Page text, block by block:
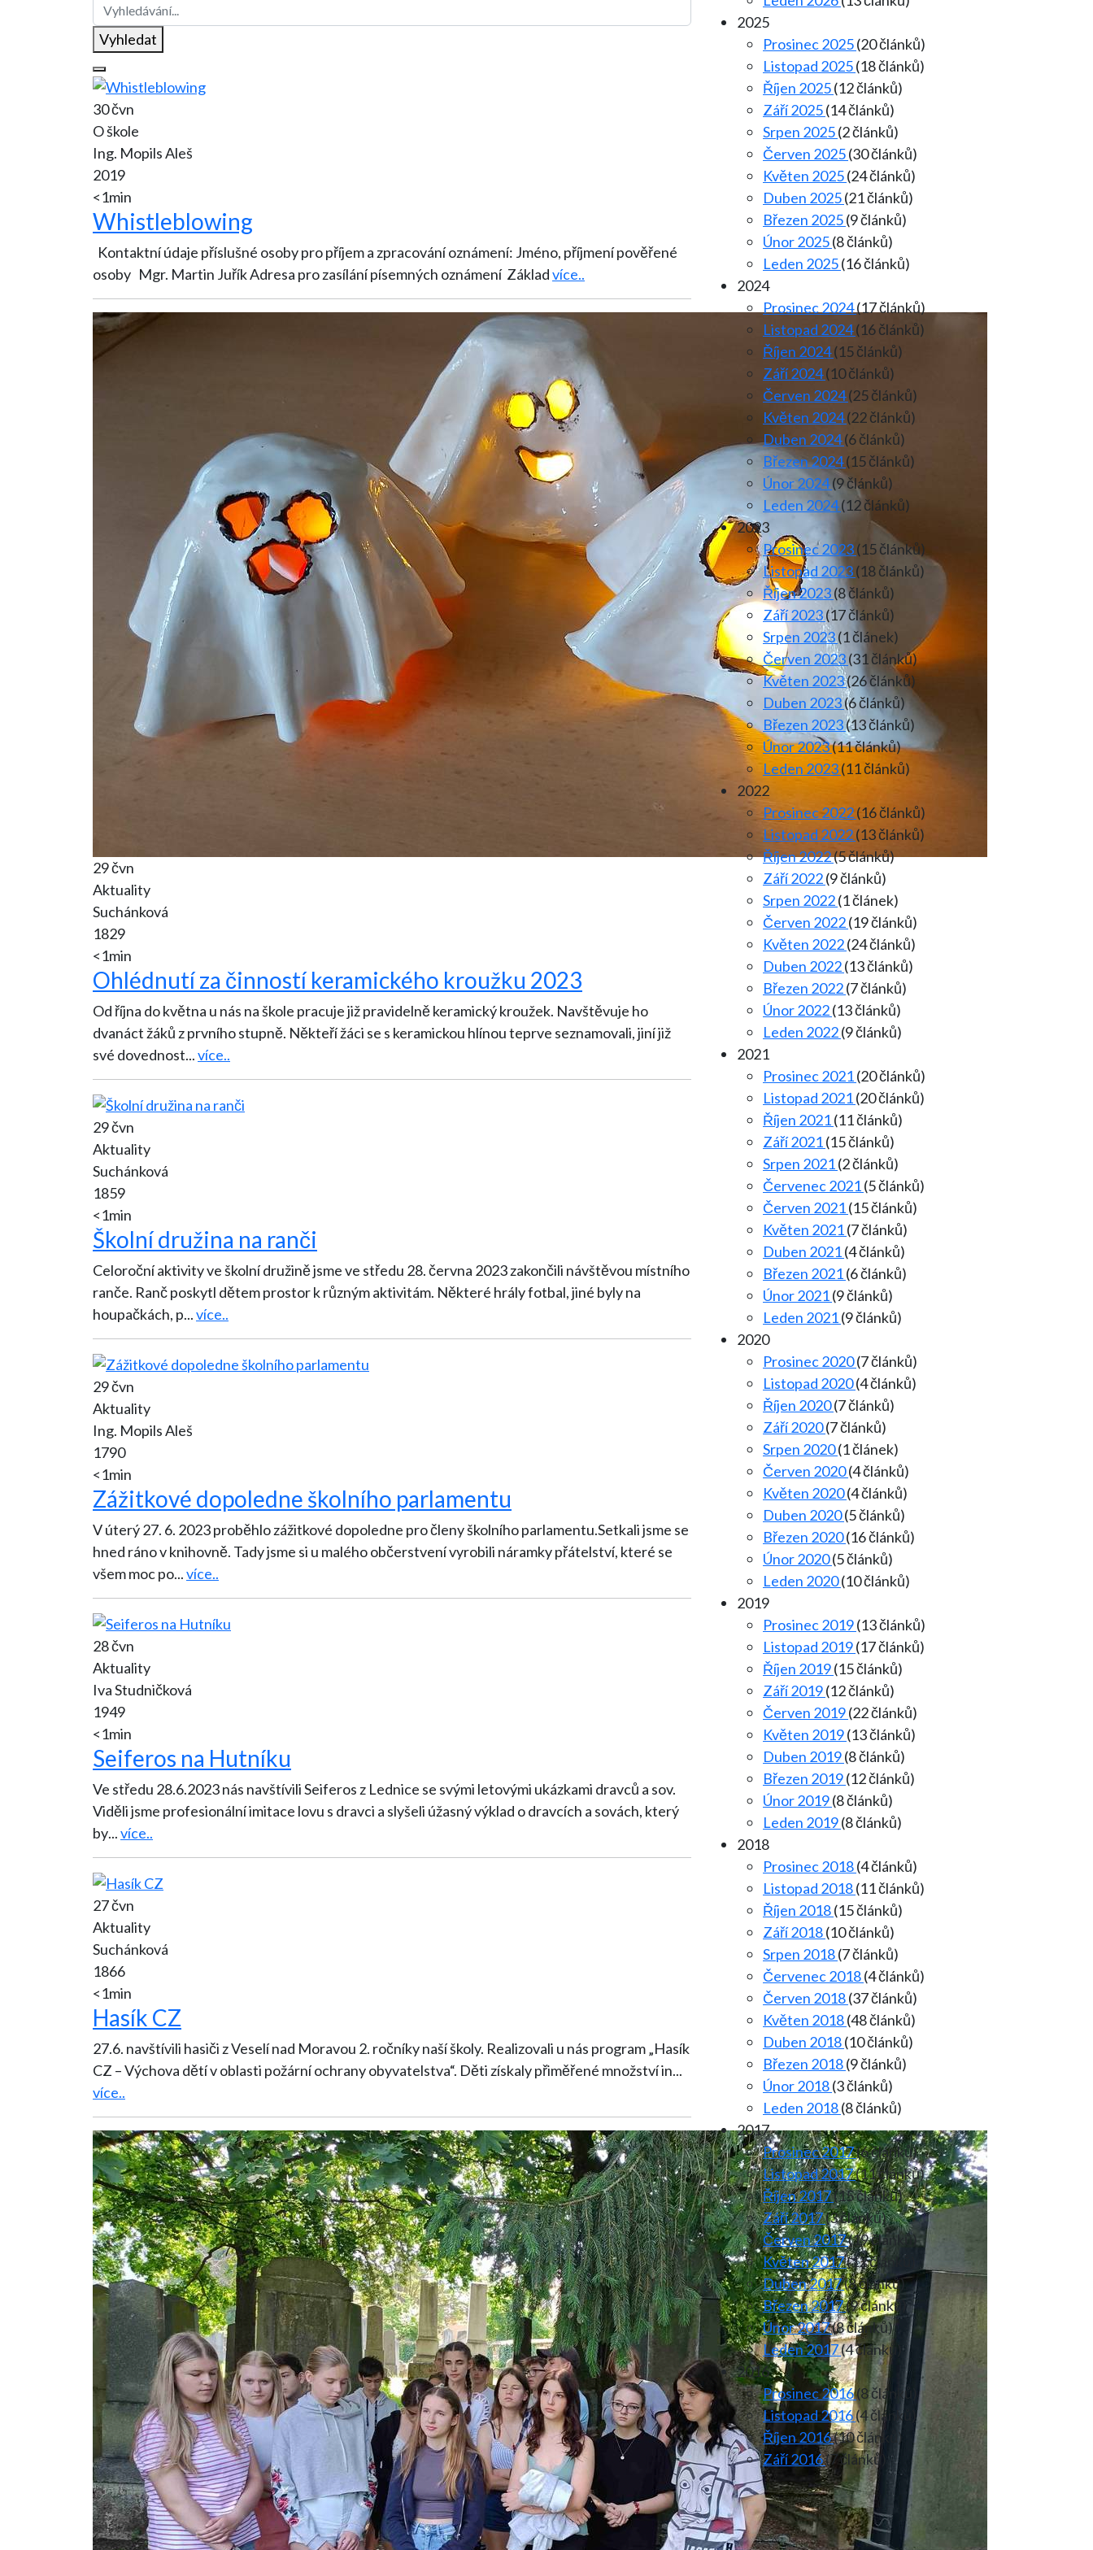
Vyhledat
30 čvn
O škole
Ing. Mopils Aleš
2019
<1min
Whistleblowing
Kontaktní údaje příslušné osoby pro příjem a zpracování oznámení: Jméno, příjmení pověřené
osoby Mgr. Martin Juřík Adresa pro zasílání písemných oznámení Základvíce..
29 čvn
Aktuality
Suchánková
1829
<1min
Ohlédnutí za činností keramického kroužku 2023
Od října do května u nás na škole pracuje již pravidelně keramický kroužek. Navštěvuje ho
dvanáct žáků z prvního stupně. Někteří žáci se s keramickou hlínou teprve seznamovali, jiní již
své dovednost...více..
29 čvn
Aktuality
Suchánková
1859
<1min
Školní družina na ranči
Celoroční aktivity ve školní družině jsme ve středu 28. června 2023 zakončili návštěvou místního
ranče. Ranč poskytl dětem prostor k různým aktivitám. Některé hrály fotbal, jiné byly na
houpačkách, p...více..
29 čvn
Aktuality
Ing. Mopils Aleš
1790
<1min
Zážitkové dopoledne školního parlamentu
V úterý 27. 6. 2023 proběhlo zážitkové dopoledne pro členy školního parlamentu.Setkali jsme se
hned ráno v knihovně. Tady jsme si u malého občerstvení vyrobili náramky přátelství, které se
všem moc po...více..
28 čvn
Aktuality
Iva Studničková
1949
<1min
Seiferos na Hutníku
Ve středu 28.6.2023 nás navštívili Seiferos z Lednice se svými letovými ukázkami dravců a sov.
Viděli jsme profesionální imitace lovu s dravci a slyšeli úžasný výklad o dravcích a sovách, který
by...více..
27 čvn
Aktuality
Suchánková
1866
<1min
Hasík CZ
27.6. navštívili hasiči z Veselí nad Moravou 2. ročníky naší školy. Realizovali u nás program „Hasík
CZ – Výchova dětí v oblasti požární ochrany obyvatelstva“. Děti získaly přiměřené množství in...
více..
2025
Prosinec 2025(20 článků)
Listopad 2025(18 článků)
Říjen 2025(12 článků)
Září 2025(14 článků)
Srpen 2025(2 článků)
Červen 2025(30 článků)
Květen 2025(24 článků)
Duben 2025(21 článků)
Březen 2025(9 článků)
Únor 2025(8 článků)
Leden 2025(16 článků)
2024
Prosinec 2024(17 článků)
Listopad 2024(16 článků)
Říjen 2024(15 článků)
Září 2024(10 článků)
Červen 2024(25 článků)
Květen 2024(22 článků)
Duben 2024(6 článků)
Březen 2024(15 článků)
Únor 2024(9 článků)
Leden 2024(12 článků)
2023
Prosinec 2023(15 článků)
Listopad 2023(18 článků)
Říjen 2023(8 článků)
Září 2023(17 článků)
Srpen 2023(1 článek)
Červen 2023(31 článků)
Květen 2023(26 článků)
Duben 2023(6 článků)
Březen 2023(13 článků)
Únor 2023(11 článků)
Leden 2023(11 článků)
2022
Prosinec 2022(16 článků)
Listopad 2022(13 článků)
Říjen 2022(5 článků)
Září 2022(9 článků)
Srpen 2022(1 článek)
Červen 2022(19 článků)
Květen 2022(24 článků)
Duben 2022(13 článků)
Březen 2022(7 článků)
Únor 2022(13 článků)
Leden 2022(9 článků)
2021
Prosinec 2021(20 článků)
Listopad 2021(20 článků)
Říjen 2021(11 článků)
Září 2021(15 článků)
Srpen 2021(2 článků)
Červenec 2021(5 článků)
Červen 2021(15 článků)
Květen 2021(7 článků)
Duben 2021(4 článků)
Březen 2021(6 článků)
Únor 2021(9 článků)
Leden 2021(9 článků)
2020
Prosinec 2020(7 článků)
Listopad 2020(4 článků)
Říjen 2020(7 článků)
Září 2020(7 článků)
Srpen 2020(1 článek)
Červen 2020(4 článků)
Květen 2020(4 článků)
Duben 2020(5 článků)
Březen 2020(16 článků)
Únor 2020(5 článků)
Leden 2020(10 článků)
2019
Prosinec 2019(13 článků)
Listopad 2019(17 článků)
Říjen 2019(15 článků)
Září 2019(12 článků)
Červen 2019(22 článků)
Květen 2019(13 článků)
Duben 2019(8 článků)
Březen 2019(12 článků)
Únor 2019(8 článků)
Leden 2019(8 článků)
2018
Prosinec 2018(4 článků)
Listopad 2018(11 článků)
Říjen 2018(15 článků)
Září 2018(10 článků)
Srpen 2018(7 článků)
Červenec 2018(4 článků)
Červen 2018(37 článků)
Květen 2018(48 článků)
Duben 2018(10 článků)
Březen 2018(9 článků)
Únor 2018(3 článků)
Leden 2018(8 článků)
2017
Prosinec 2017(6 článků)
Listopad 2017(11 článků)
Říjen 2017(15 článků)
Září 2017(3 článků)
Červen 2017(19 článků)
Květen 2017(12 článků)
Duben 2017(8 článků)
Březen 2017(9 článků)
Únor 2017(8 článků)
Leden 2017(4 článků)
2016
Prosinec 2016(8 článků)
Listopad 2016(4 článků)
Říjen 2016(10 článků)
Září 2016(7 článků)